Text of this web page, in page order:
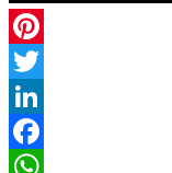
Pinterest
Twitter
LinkedIn
Facebook